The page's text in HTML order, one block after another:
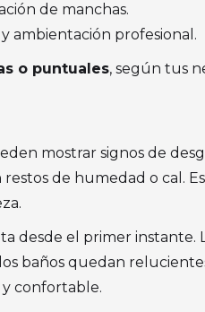
de manchas.
ambientación profesional.
o puntuales, según tus
mostrar signos de
de humedad o cal.
desde el primer instante.
baños quedan
y confortable.